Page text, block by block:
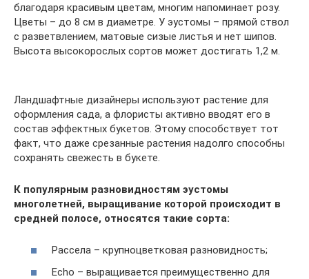
благодаря красивым цветам, многим напоминает розу.
Цветы – до 8 см в диаметре. У эустомы – прямой ствол
с разветвлением, матовые сизые листья и нет шипов.
Высота высокорослых сортов может достигать 1,2 м.
Ландшафтные дизайнеры используют растение для
оформления сада, а флористы активно вводят его в
состав эффектных букетов. Этому способствует тот
факт, что даже срезанные растения надолго способны
сохранять свежесть в букете.
К популярным разновидностям эустомы
многолетней, выращивание которой происходит в
средней полосе, относятся такие сорта:
Рассела – крупноцветковая разновидность;
Echo – выращивается преимущественно для